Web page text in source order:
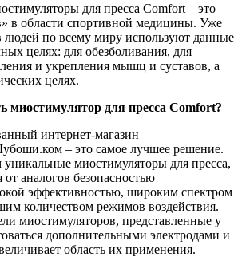
для пресса Comfort – это
в области спортивной медицины. Уже
людей по всему миру используют данные
целях: для обезболивания, для
и укрепления мышц и суставов, а
целях.
миостимулятор для пресса Comfort?
интернет-магазин
– это самое лучшее решение.
миостимуляторы для пресса,
аналогов безопасностью
эффективностью, широким спектром
количеством режимов воздействия.
миостимуляторов, представленные у
дополнительными электродами и
область их применения.